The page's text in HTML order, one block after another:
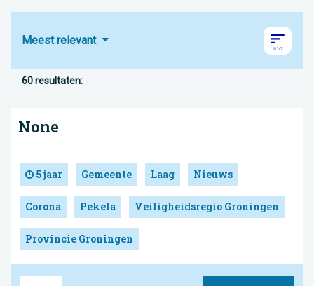
Meest relevant
60 resultaten:
None
5 jaar Gemeente Laag Nieuws
Corona Pekela Veiligheidsregio Groningen
Provincie Groningen